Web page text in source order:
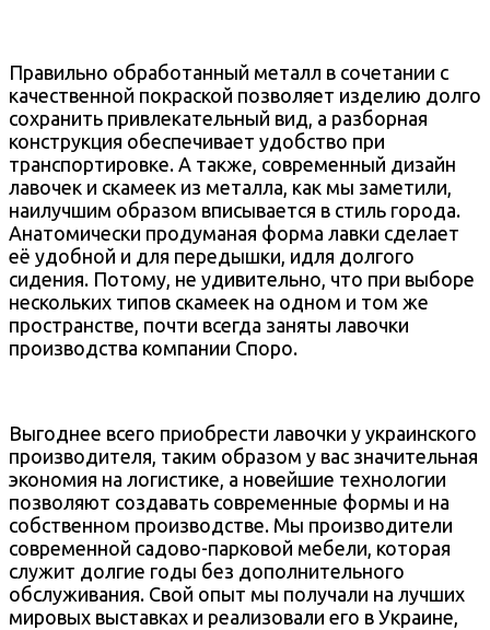
Правильно обработанный металл в сочетании с
качественной покраской позволяет изделию долго
сохранить привлекательный вид, а разборная
конструкция обеспечивает удобство при
транспортировке. А также, современный дизайн
лавочек и скамеек из металла, как мы заметили,
наилучшим образом вписывается в стиль города.
Анатомически продуманая форма лавки сделает
её удобной и для передышки, идля долгого
сидения. Потому, не удивительно, что при выборе
нескольких типов скамеек на одном и том же
пространстве, почти всегда заняты лавочки
производства компании Споро.
Выгоднее всего приобрести лавочки у украинского
производителя, таким образом у вас значительная
экономия на логистике, а новейшие технологии
позволяют создавать современные формы и на
собственном производстве. Мы производители
современной садово-парковой мебели, которая
служит долгие годы без дополнительного
обслуживания. Свой опыт мы получали на лучших
мировых выставках и реализовали его в Украине,